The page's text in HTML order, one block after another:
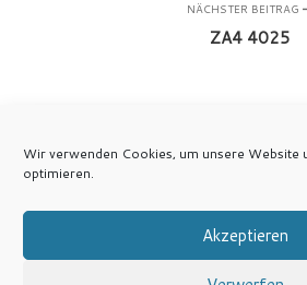
Wir verwenden Cookies, um unsere Website
optimieren.
Akzeptieren
NÄCHSTER BEITRAG
ZA4 4025